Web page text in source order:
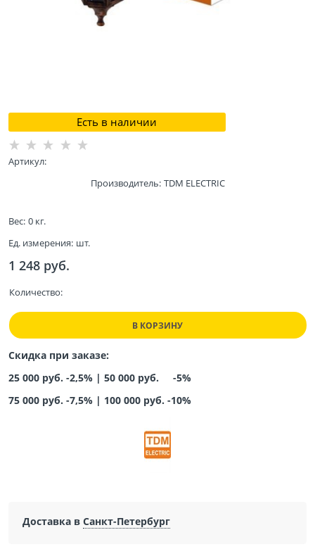
Есть в наличии
Артикул:
Производитель: TDM ELECTRIC
Вес: 0 кг.
Ед. измерения: шт.
1 248 руб.
Количество:
В КОРЗИНУ
Скидка при заказе:
25 000 руб. -2,5% | 50 000 руб. -5%
75 000 руб. -7,5% | 100 000 руб. -10%
Доставка в Санкт-Петербург